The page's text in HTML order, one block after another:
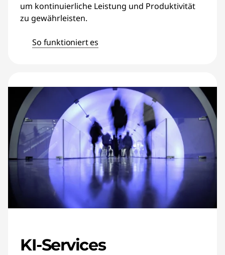
um kontinuierliche Leistung und Produktivität
zu gewährleisten.
So funktioniert es
KI-Services